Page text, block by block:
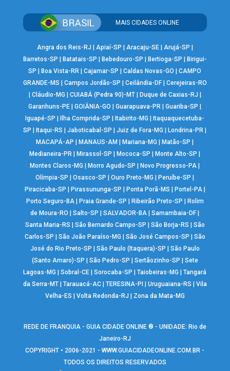
MAIS CIDADES ONLINE
Angra dos Reis-RJ | Apiaí-SP | Aracaju-SE| Arujá-SP |
Barretos-SP | Batatais-SP | Bebedouro-SP | Bertioga-SP | Birigui-
SP |Boa Vista-RR |Cajamar-SP |Caldas Novas-GO |CAMPO
GRANDE-MS | Campos Jordão-SP | Ceilândia-DF| Cerejeiras-RO
| Cláudio-MG | CUIABÁ (Pedra 90)-MT| Duque de Caxias-RJ |
Garanhuns-PE |GOIÂNIA-GO |Guarapuava-PR |Guariba-SP |
Iguapé-SP |Ilha Comprida-SP |Itabirito-MG |Itaquaquecetuba-
SP |Itaqui-RS |Jaboticabal-SP |Juiz de Fora-MG |Londrina-PR |
MACAPÁ-AP |MANAUS-AM |Mariana-MG |Matão-SP |
Medianeira-PR |Mirassol-SP |Mococa-SP |Monte Alto-SP |
Montes Claros-MG |Morro Agudo-SP |Novo Progresso-PA |
Olímpia-SP |Osasco-SP |Ouro Preto-MG |Peruíbe-SP |
Piracicaba-SP | Pirassununga-SP | Ponta Porã-MS | Portel-PA|
Porto Seguro-BA| Praia Grande-SP | Ribeirão Preto-SP | Rolim
de Moura-RO |Salto-SP |SALVADOR-BA |Samambaia-DF |
Santa Maria-RS | São Bernardo Campo-SP | São Borja-RS | São
Carlos-SP | São João Paraíso-MG | São José Campos-SP | São
José do Rio Preto-SP | São Paulo (Itaquera)-SP | São Paulo
(Santo Amaro)-SP | São Pedro-SP | Sertãozinho-SP | Sete
Lagoas-MG |Sobral-CE |Sorocaba-SP |Taiobeiras-MG |Tangará
da Serra-MT| Tarauacá-AC| TERESINA-PI | Uruguaiana-RS | Vila
Velha-ES | Volta Redonda-RJ | Zona da Mata-MG
REDE DE FRANQUIA - GUIA CIDADE ONLINE ® - UNIDADE: Rio de
Janeiro-RJ
COPYRIGHT • 2006-2021 -WWW.GUIACIDADEONLINE.COM.BR -
TODOS OS DIREITOS RESERVADOS